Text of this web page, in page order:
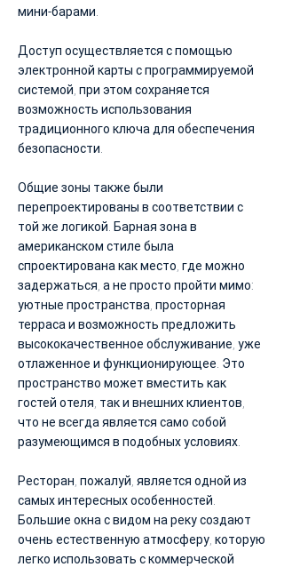
мини-барами.
Доступ осуществляется с помощью
электронной карты с программируемой
системой, при этом сохраняется
возможность использования
традиционного ключа для обеспечения
безопасности.
Общие зоны также были
перепроектированы в соответствии с
той же логикой. Барная зона в
американском стиле была
спроектирована как место, где можно
задержаться, а не просто пройти мимо:
уютные пространства, просторная
терраса и возможность предложить
высококачественное обслуживание, уже
отлаженное и функционирующее. Это
пространство может вместить как
гостей отеля, так и внешних клиентов,
что не всегда является само собой
разумеющимся в подобных условиях.
Ресторан, пожалуй, является одной из
самых интересных особенностей.
Большие окна с видом на реку создают
очень естественную атмосферу, которую
легко использовать с коммерческой